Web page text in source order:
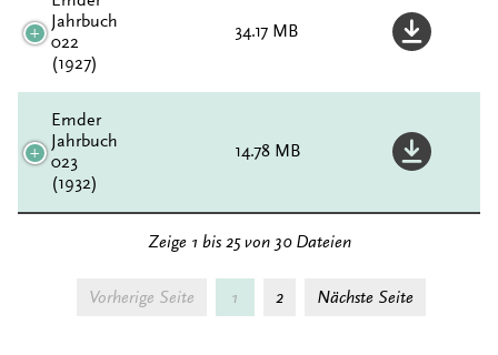
Jahrbuch
022
(1927)
34.17 MB
Emder
Jahrbuch
023
(1932)
14.78 MB
Zeige 1 bis 25 von 30 Dateien
Vorherige Seite 1 2 Nächste Seite